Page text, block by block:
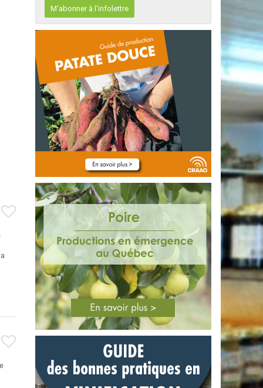
M'abonner à l'infolettre